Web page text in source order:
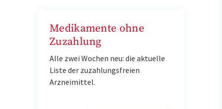
Medikamente ohne
Zuzahlung
Alle zwei Wochen neu: die aktuelle
Liste der zuzahlungsfreien
Arzneimittel.